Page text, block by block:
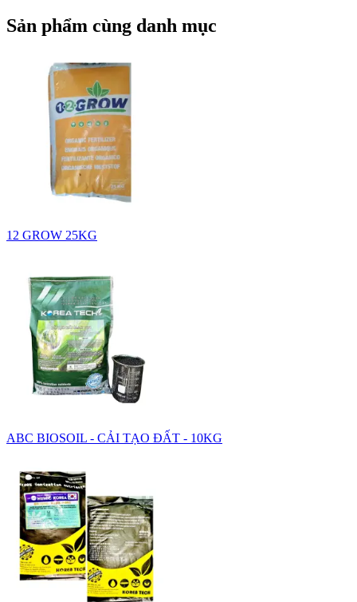
Sản phẩm cùng danh mục
12 GROW 25KG
ABC BIOSOIL - CẢI TẠO ĐẤT - 10KG